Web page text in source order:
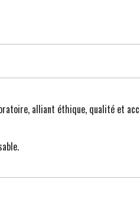
alliant éthique, qualité et